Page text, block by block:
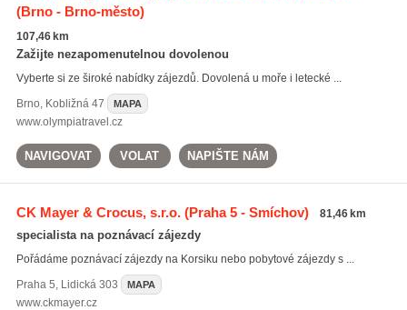
(Brno - Brno-město)
107,46 km
Zažijte nezapomenutelnou dovolenou
Vyberte si ze široké nabídky zájezdů. Dovolená u moře i letecké ...
Brno, Kobližná 47 MAPA
www.olympiatravel.cz
NAVIGOVAT VOLAT NAPIŠTE NÁM
CK Mayer & Crocus, s.r.o.(Praha 5 - Smíchov) 81,46 km
specialista na poznávací zájezdy
Pořádáme poznávací zájezdy na Korsiku nebo pobytové zájezdy s ...
Praha 5, Lidická 303 MAPA
www.ckmayer.cz